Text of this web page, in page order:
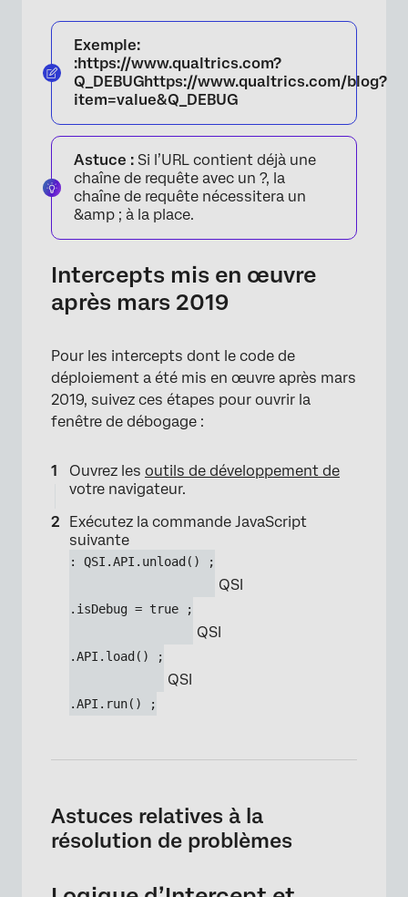
Exemple:
:https://www.qualtrics.com?
Q_DEBUGhttps://www.qualtrics.com/blog?
item=value&Q_DEBUG
Astuce : Si l’URL contient déjà une
chaîne de requête avec un ?, la
chaîne de requête nécessitera un
&amp ; à la place.
Intercepts mis en œuvre
après mars 2019
Pour les intercepts dont le code de
déploiement a été mis en œuvre après mars
2019, suivez ces étapes pour ouvrir la
fenêtre de débogage :
Ouvrez les outils de développement de
votre navigateur.
Exécutez la commande JavaScript
suivante
: QSI.API.unload() ;
QSI
.isDebug = true ;
QSI
.API.load() ;
QSI
.API.run() ;
Astuces relatives à la
résolution de problèmes